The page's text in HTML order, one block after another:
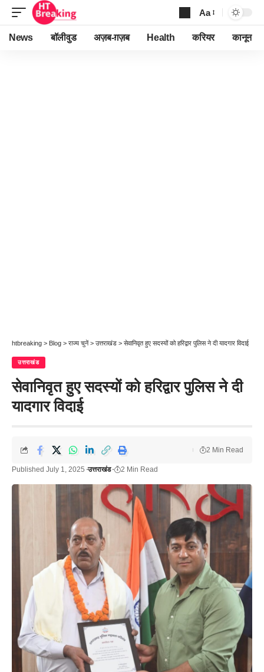
Font
Resizer
Aa
News बॉलीवुड अज़ब-ग़ज़ब Health करियर कानून
htbreaking > Blog > राज्य चुनें > उत्तराखंड > सेवानिवृत हुए सदस्यों को हरिद्वार पुलिस ने दी यादगार विदाई
उत्तराखंड
सेवानिवृत हुए सदस्यों को हरिद्वार पुलिस ने दी
यादगार विदाई
Published July 1, 2025 उत्तराखंड 2 Min Read
2 Min Read